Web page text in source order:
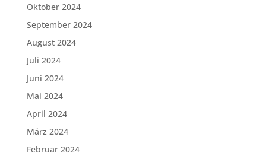
Oktober 2024
September 2024
August 2024
Juli 2024
Juni 2024
Mai 2024
April 2024
März 2024
Februar 2024